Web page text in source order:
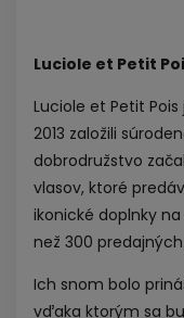
Luciole et Petit
Luciole et Petit
2013 založili
dobrodružstvo
vlasov, ktoré
ikonické doplnky
než 300
Ich snom bolo
vďaka ktorým sa